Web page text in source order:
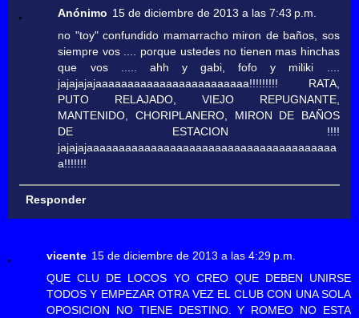
Anónimo 15 de diciembre de 2013 a las 7:43 p.m.
no "toy" confundido mamarracho miron de baños, sos
siempre vos .... porque ustedes no tienen mas hinchas
que vos ..... ahh y gabi, fofo y miliki ....
jajajajajaaaaaaaaaaaaaaaaaaaaaaaa!!!!!!!!! RATA,
PUTO RELAJADO, VIEJO REPUGNANTE,
MANTENIDO, CHORIPLANERO, MIRON DE BAÑOS
DE ESTACION !!!!
jajajajaaaaaaaaaaaaaaaaaaaaaaaaaaaaaaaaaaaaaaa
a!!!!!!!
Responder
vicente 15 de diciembre de 2013 a las 4:29 p.m.
QUE CLU DE LOCOS YO CREO QUE DEBEN UNIRSE
TODOS Y EMPEZAR OTRA VEZ EL CLUB CON UNA SOLA
OPOSICION NO TIENE DESTINO. Y ROMEO NO ESTA